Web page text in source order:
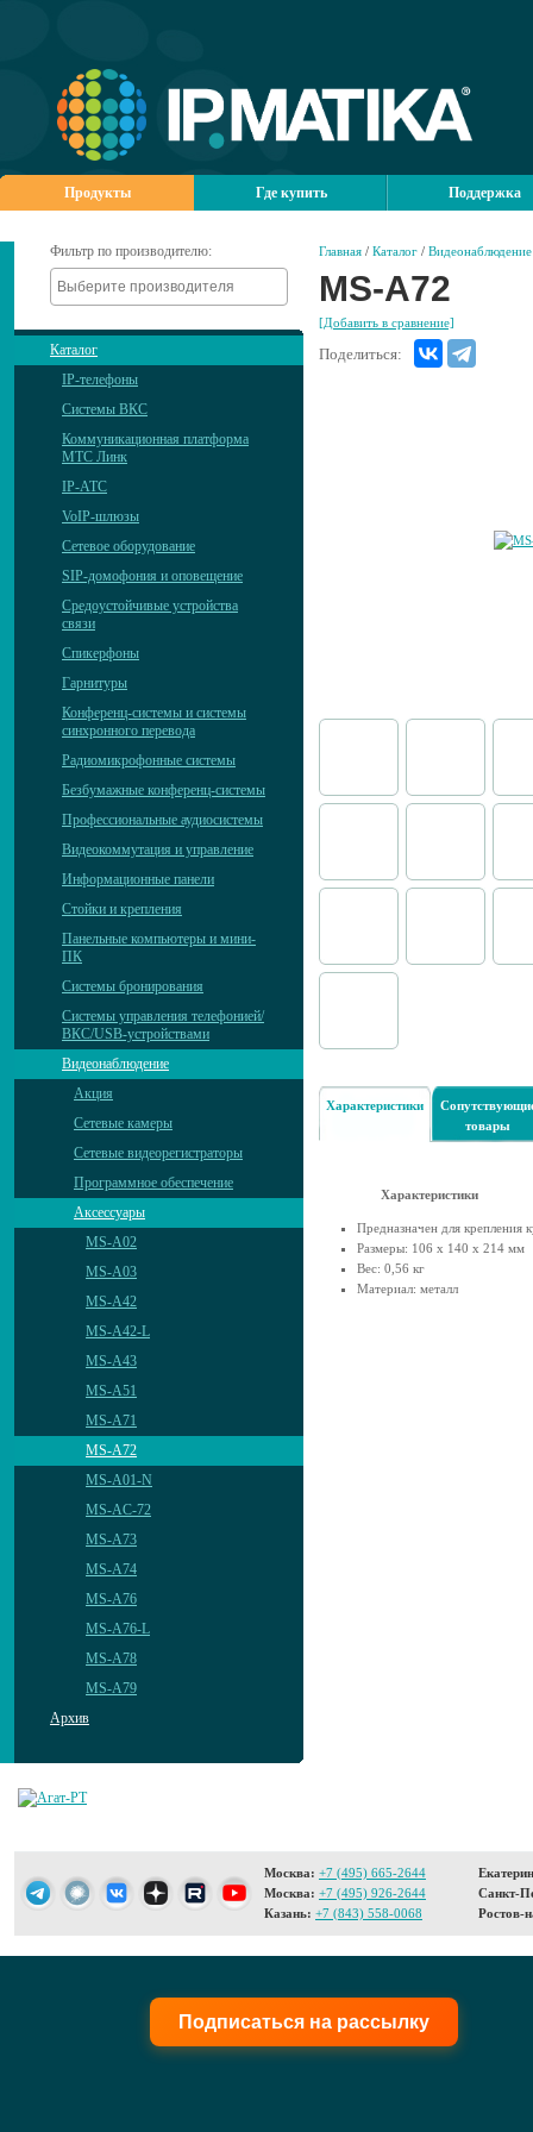
Продукты Где купить Поддержка
Фильтр по производителю:
Каталог
IP-телефоны
Системы ВКС
Коммуникационная платформа
МТС Линк
IP-АТС
VoIP-шлюзы
Сетевое оборудование
SIP-домофония и оповещение
Средоустойчивые устройства
связи
Спикерфоны
Гарнитуры
Конференц-системы и системы
синхронного перевода
Радиомикрофонные системы
Безбумажные конференц-системы
Профессиональные аудиосистемы
Видеокоммутация и управление
Информационные панели
Стойки и крепления
Панельные компьютеры и мини-
ПК
Системы бронирования
Системы управления телефонией/
ВКС/USB-устройствами
Видеонаблюдение
Акция
Сетевые камеры
Сетевые видеорегистраторы
Программное обеспечение
Аксессуары
MS-A02
MS-A03
MS-A42
MS-A42-L
MS-A43
MS-A51
MS-A71
MS-A72
MS-A01-N
MS-AС-72
MS-A73
MS-A74
MS-A76
MS-A76-L
MS-A78
MS-A79
Архив
Главная / Каталог / Видеонаблюдение
MS-A72
[Добавить в сравнение]
Поделиться:
Характеристики
товары
Характеристики
Предназначен для крепления
Размеры: 106 х 140 х 214 мм
Вес: 0,56 кг
Материал: металл
Москва: +7 (495) 665-2644
Москва: +7 (495) 926-2644
Казань: +7 (843) 558-0068
Санкт-
Ростов-
Подписаться на рассылку